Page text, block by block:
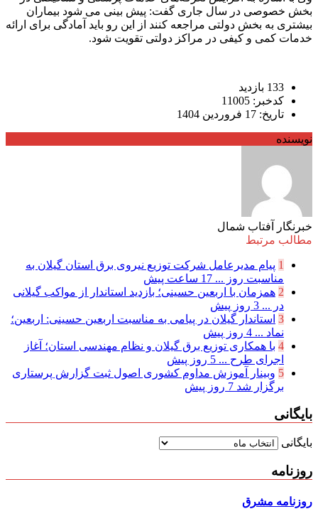
بخش خصوصی در سال جاری گفت: پیش بینی می شود بیماران
بیشتری به بخش دولتی مراجعه کنند از این رو باید آمادگی برای ارائه
خدمات کمی و کیفی در مراکز دولتی تقویت شود.
133 بازدید
کدخبر: 11005
تاریخ: 17 فروردین 1404
نویسنده
خبرنگار آفتاب شمال
مطالب مرتبط
1 پیام مدیرعامل شركت توزیع نیروی برق استان گیلان به
مناسبت روز ... 17 ساعت پیش
2 همزمان با اربعین حسینی؛ بازدید استاندار از مواکب گیلانی
در ... 3 روز پیش
3 استاندار گیلان در پیامی به مناسبت اربعین حسینی: اربعین؛
نماد ... 4 روز پیش
4 با همکاری توزیع برق گیلان و نظام مهندسی استان؛ آغاز
اجرای طرح ... 5 روز پیش
5 وبینار آموزش مداوم کشوری اصول ثبت گزارش پرستاری
برگزار شد 7 روز پیش
بایگانی
بایگانی
روزنامه
روزنامه مشرق